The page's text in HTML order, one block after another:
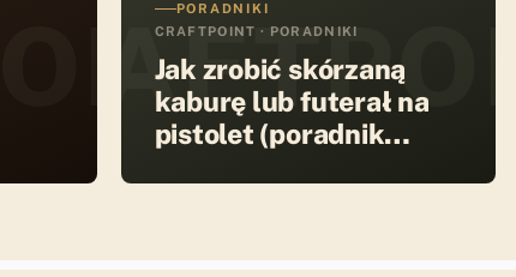
PORADNIKI
CRAFTPOINT · PORADNIKI
Jak zrobić skórzaną
kaburę lub futerał na
pistolet (poradnik